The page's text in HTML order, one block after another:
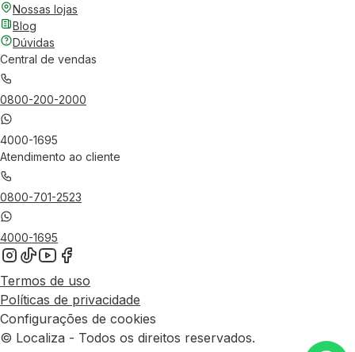
Nossas lojas
Blog
Dúvidas
Central de vendas
0800-200-2000
4000-1695
Atendimento ao cliente
0800-701-2523
4000-1695
Termos de uso
Políticas de privacidade
Configurações de cookies
© Localiza - Todos os direitos reservados.